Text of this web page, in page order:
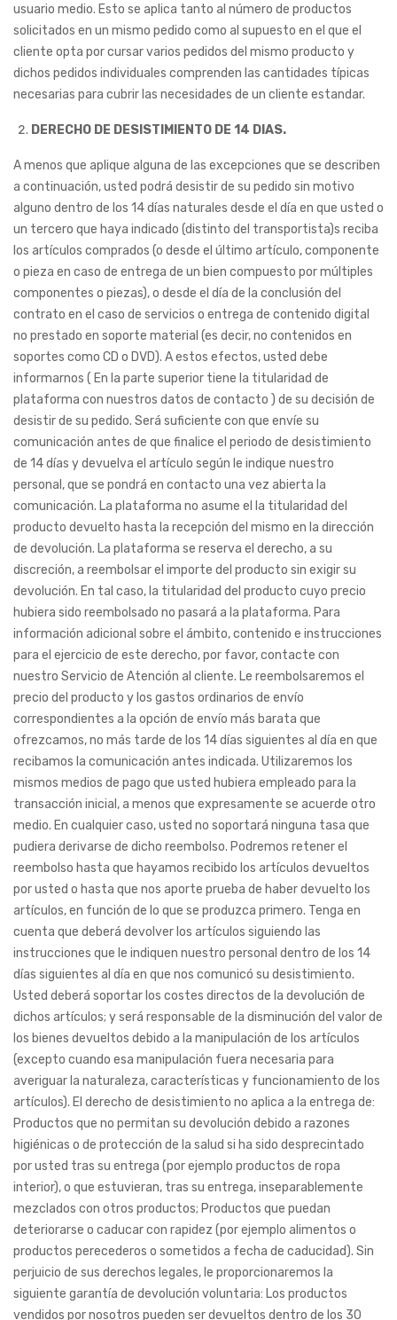
usuario medio. Esto se aplica tanto al número de productos
solicitados en un mismo pedido como al supuesto en el que el
cliente opta por cursar varios pedidos del mismo producto y
dichos pedidos individuales comprenden las cantidades típicas
necesarias para cubrir las necesidades de un cliente estandar.
DERECHO DE DESISTIMIENTO DE 14 DIAS.
A menos que aplique alguna de las excepciones que se describen
a continuación, usted podrá desistir de su pedido sin motivo
alguno dentro de los 14 días naturales desde el día en que usted o
un tercero que haya indicado (distinto del transportista)s reciba
los artículos comprados (o desde el último artículo, componente
o pieza en caso de entrega de un bien compuesto por múltiples
componentes o piezas), o desde el día de la conclusión del
contrato en el caso de servicios o entrega de contenido digital
no prestado en soporte material (es decir, no contenidos en
soportes como CD o DVD). A estos efectos, usted debe
informarnos ( En la parte superior tiene la titularidad de
plataforma con nuestros datos de contacto ) de su decisión de
desistir de su pedido. Será suficiente con que envíe su
comunicación antes de que finalice el periodo de desistimiento
de 14 días y devuelva el artículo según le indique nuestro
personal, que se pondrá en contacto una vez abierta la
comunicación. La plataforma no asume el la titularidad del
producto devuelto hasta la recepción del mismo en la dirección
de devolución. La plataforma se reserva el derecho, a su
discreción, a reembolsar el importe del producto sin exigir su
devolución. En tal caso, la titularidad del producto cuyo precio
hubiera sido reembolsado no pasará a la plataforma. Para
información adicional sobre el ámbito, contenido e instrucciones
para el ejercicio de este derecho, por favor, contacte con
nuestro Servicio de Atención al cliente. Le reembolsaremos el
precio del producto y los gastos ordinarios de envío
correspondientes a la opción de envío más barata que
ofrezcamos, no más tarde de los 14 días siguientes al día en que
recibamos la comunicación antes indicada. Utilizaremos los
mismos medios de pago que usted hubiera empleado para la
transacción inicial, a menos que expresamente se acuerde otro
medio. En cualquier caso, usted no soportará ninguna tasa que
pudiera derivarse de dicho reembolso. Podremos retener el
reembolso hasta que hayamos recibido los artículos devueltos
por usted o hasta que nos aporte prueba de haber devuelto los
artículos, en función de lo que se produzca primero. Tenga en
cuenta que deberá devolver los artículos siguiendo las
instrucciones que le indiquen nuestro personal dentro de los 14
días siguientes al día en que nos comunicó su desistimiento.
Usted deberá soportar los costes directos de la devolución de
dichos artículos; y será responsable de la disminución del valor de
los bienes devueltos debido a la manipulación de los artículos
(excepto cuando esa manipulación fuera necesaria para
averiguar la naturaleza, características y funcionamiento de los
artículos). El derecho de desistimiento no aplica a la entrega de:
Productos que no permitan su devolución debido a razones
higiénicas o de protección de la salud si ha sido desprecintado
por usted tras su entrega (por ejemplo productos de ropa
interior), o que estuvieran, tras su entrega, inseparablemente
mezclados con otros productos; Productos que puedan
deteriorarse o caducar con rapidez (por ejemplo alimentos o
productos perecederos o sometidos a fecha de caducidad). Sin
perjuicio de sus derechos legales, le proporcionaremos la
siguiente garantía de devolución voluntaria: Los productos
vendidos por nosotros pueden ser devueltos dentro de los 30